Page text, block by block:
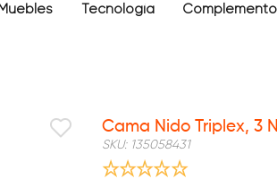
Tecnología
Cama Nido Triplex, 3
SKU: 135058431